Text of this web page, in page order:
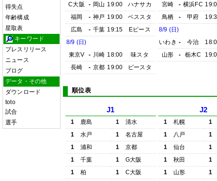
得失点
年齢構成
星取表
キーワード
プレスリリース
ニュース
ブログ
データ・その他
ダウンロード
toto
試合
選手
C大阪
- 岡山 19:00
ハナサカ
福岡
- 神戸 19:00
ベススタ
広島
- 千葉 19:15
Eピース
8/9 (日)
東京V
- 川崎 18:00
味スタ
長崎
- 京都 19:00 ピースタ
宮崎
- 横浜FC
鳥栖
- 甲府
8/9 (日)
いわき - 今治
山形
- 栃木C
順位表
J1
1 鹿島 1
清水
1
水戸 1
名古屋
1
浦和 1
京都
1
千葉 1
G大阪
1
柏 1
C大阪
J2
1 札幌
1
1
八戸
1
1
仙台
1
1
秋田
1
1
山形
1